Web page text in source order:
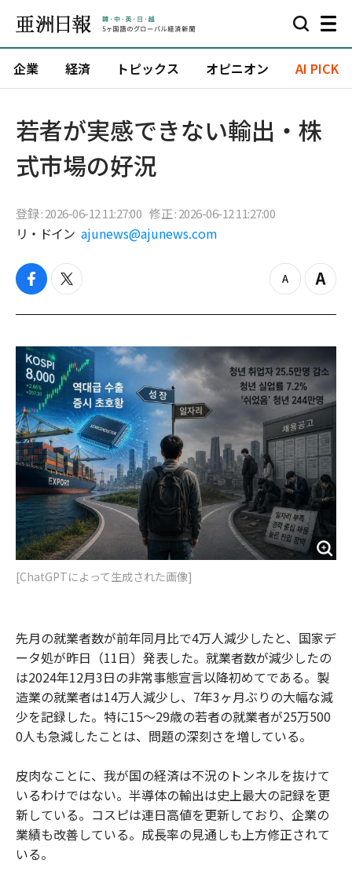
企業 経済 トピックス オピニオン AI PICK
若者が実感できない輸出・株
式市場の好況
登録 : 2026-06-12 11:27:00 修正 : 2026-06-12 11:27:00
リ・ドイン ajunews@ajunews.com
f
c
b
o
o
k
t
i
t
e
r
z
o
o
u
t
Z
o
i
[ChatGPTによって生成された画像]
先月の就業者数が前年同月比で4万人減少したと、国家デ
ータ処が昨日（11日）発表した。就業者数が減少したの
は2024年12月3日の非常事態宣言以降初めてである。製
造業の就業者は14万人減少し、7年3ヶ月ぶりの大幅な減
少を記録した。特に15〜29歳の若者の就業者が25万500
0人も急減したことは、問題の深刻さを増している。
皮肉なことに、我が国の経済は不況のトンネルを抜けて
いるわけではない。半導体の輸出は史上最大の記録を更
新している。コスピは連日高値を更新しており、企業の
業績も改善している。成長率の見通しも上方修正されて
いる。